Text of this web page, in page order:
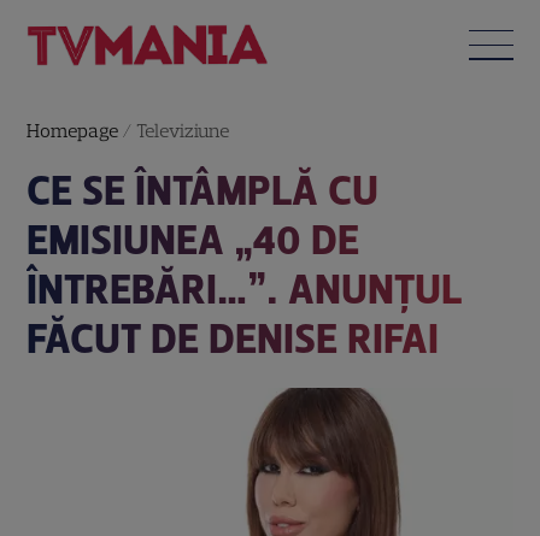
Homepage / Televiziune
CE SE ÎNTÂMPLĂ CU
EMISIUNEA „40 DE
ÎNTREBĂRI…”. ANUNȚUL
FĂCUT DE DENISE RIFAI